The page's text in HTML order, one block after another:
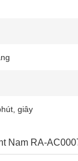
giây
Nam RA-